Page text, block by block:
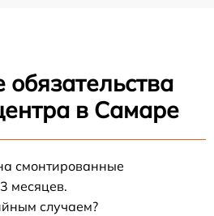
в Самаре
смонтированные
месяцев.
случаем?